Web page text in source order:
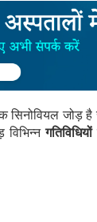
जोड़ है
विभिन्नगतिविधियों